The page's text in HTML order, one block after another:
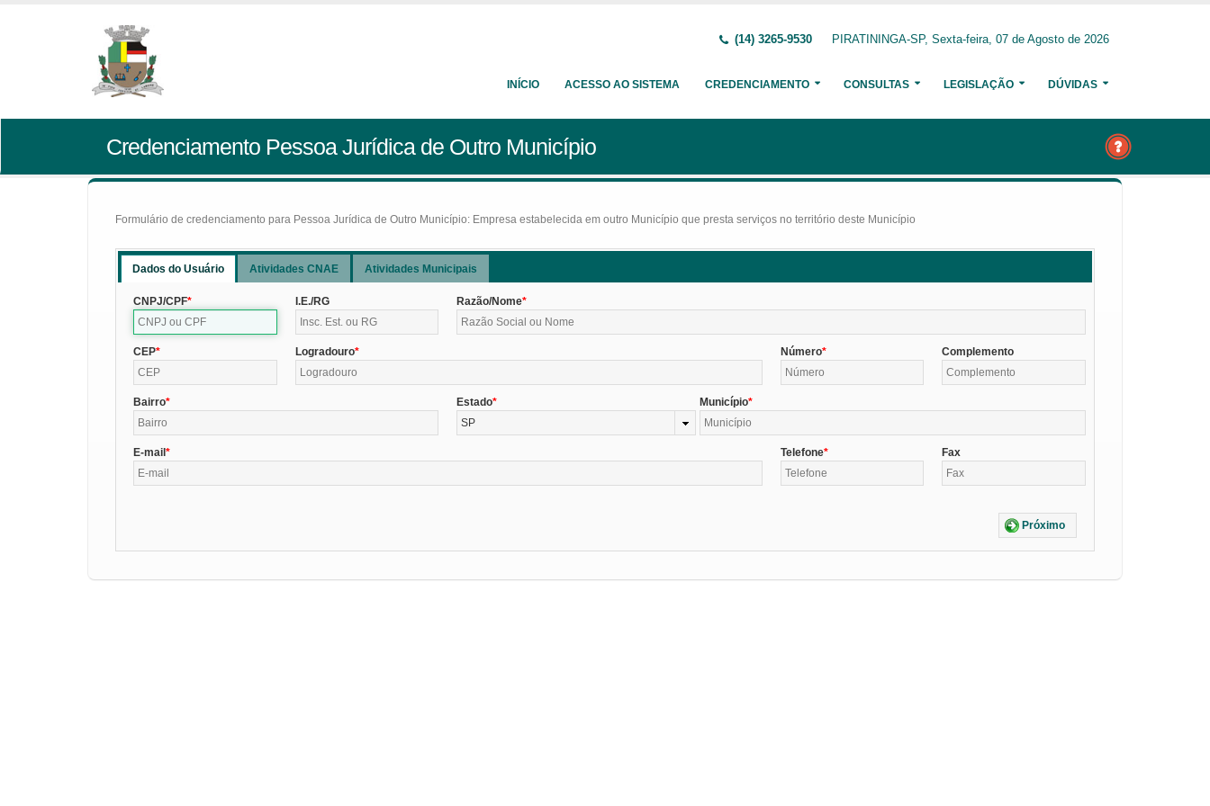
(14) 3265-9530 PIRATININGA-SP, Sexta-feira, 07 de Agosto de 2026
INÍCIO ACESSO AO SISTEMA CREDENCIAMENTO CONSULTAS LEGISLAÇÃO DÚVIDAS
Credenciamento Pessoa Jurídica de Outro Município
Formulário de credenciamento para Pessoa Jurídica de Outro Município: Empresa estabelecida em outro Município que presta serviços no território deste Município
Dados do Usuário Atividades CNAE Atividades Municipais
CNPJ/CPF I.E./RG Razão/Nome
CEP Logradouro Número Complemento
Bairro
Estado
SP
Município
E-mail Telefone Fax
Próximo